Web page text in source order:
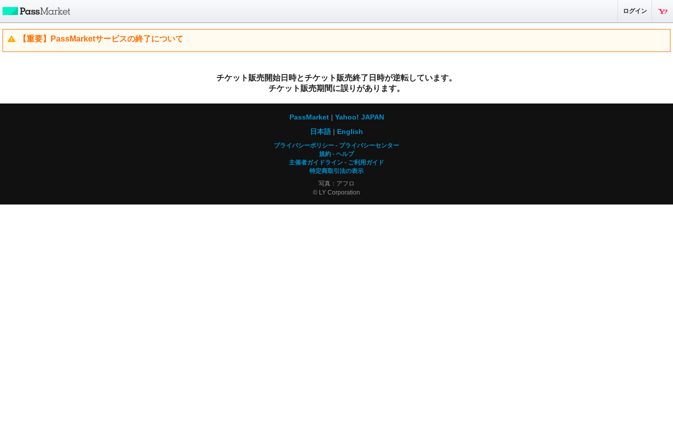
ログイン
【重要】PassMarketサービスの終了について
チケット販売開始日時とチケット販売終了日時が逆転しています。
チケット販売期間に誤りがあります。
PassMarket
Yahoo! JAPAN
日本語
English
プライバシーポリシー
プライバシーセンター
規約
ヘルプ
主催者ガイドライン
ご利用ガイド
特定商取引法の表示
写真：アフロ
© LY Corporation